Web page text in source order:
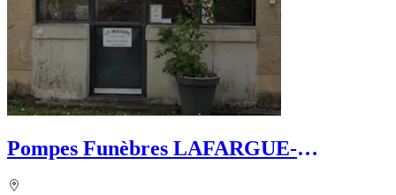
Pompes Funèbres LAFARGUE-